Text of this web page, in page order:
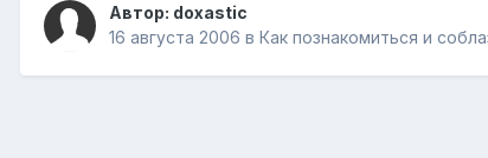
Автор: doxastic
16 августа 2006 в Как познакомиться и